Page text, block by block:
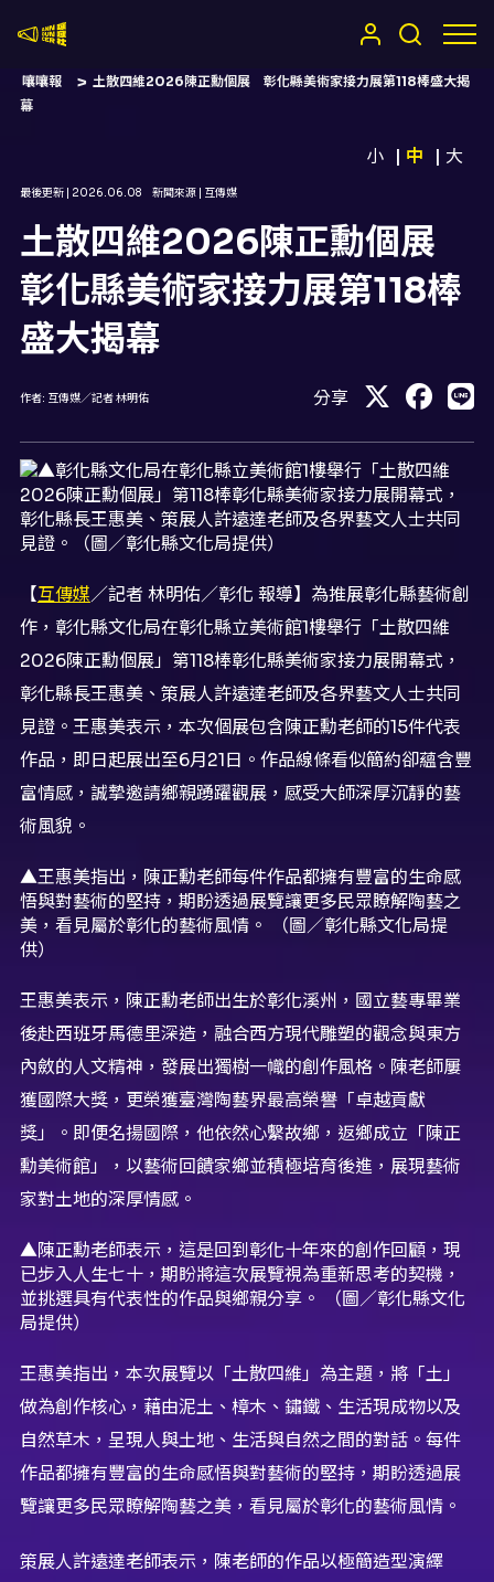
嚷嚷報
土散四維2026陳正勳個展 彰化縣美術家接力展第118棒盛大揭
幕
小 中 大
最後更新 | 2026.06.08 新聞來源 | 互傳媒
土散四維2026陳正勳個展
彰化縣美術家接力展第118棒
盛大揭幕
作者: 互傳媒／記者 林明佑 分享
【互傳媒／記者 林明佑／彰化 報導】為推展彰化縣藝術創
作，彰化縣文化局在彰化縣立美術館1樓舉行「土散四維
2026陳正勳個展」第118棒彰化縣美術家接力展開幕式，
彰化縣長王惠美、策展人許遠達老師及各界藝文人士共同
見證。王惠美表示，本次個展包含陳正勳老師的15件代表
作品，即日起展出至6月21日。作品線條看似簡約卻蘊含豐
富情感，誠摯邀請鄉親踴躍觀展，感受大師深厚沉靜的藝
術風貌。
▲王惠美指出，陳正勳老師每件作品都擁有豐富的生命感
悟與對藝術的堅持，期盼透過展覽讓更多民眾瞭解陶藝之
美，看見屬於彰化的藝術風情。 （圖／彰化縣文化局提
供）
王惠美表示，陳正勳老師出生於彰化溪州，國立藝專畢業
後赴西班牙馬德里深造，融合西方現代雕塑的觀念與東方
內斂的人文精神，發展出獨樹一幟的創作風格。陳老師屢
獲國際大獎，更榮獲臺灣陶藝界最高榮譽「卓越貢獻
獎」。即便名揚國際，他依然心繫故鄉，返鄉成立「陳正
勳美術館」，以藝術回饋家鄉並積極培育後進，展現藝術
家對土地的深厚情感。
▲陳正勳老師表示，這是回到彰化十年來的創作回顧，現
已步入人生七十，期盼將這次展覽視為重新思考的契機，
並挑選具有代表性的作品與鄉親分享。 （圖／彰化縣文化
局提供）
王惠美指出，本次展覽以「土散四維」為主題，將「土」
做為創作核心，藉由泥土、樟木、鏽鐵、生活現成物以及
自然草木，呈現人與土地、生活與自然之間的對話。每件
作品都擁有豐富的生命感悟與對藝術的堅持，期盼透過展
覽讓更多民眾瞭解陶藝之美，看見屬於彰化的藝術風情。
策展人許遠達老師表示，陳老師的作品以極簡造型演繹